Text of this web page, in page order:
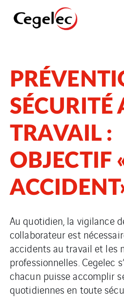
SÉCURITÉ
TRAVAIL :
OBJECTIF
Au quotidien, la vigilance
collaborateur est
accidents au travail et les
professionnelles. Cegelec
chacun puisse accomplir
quotidiennes en toute